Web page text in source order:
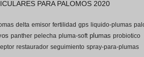
PARA PALOMOS 2020
delta emisor fertilidad gps liquido-plumas
panther pelecha pluma-soft plumas probiotico
restaurador seguimiento spray-para-plumas